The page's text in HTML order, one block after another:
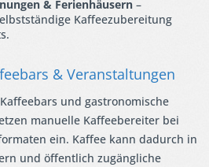
& Ferienhäusern –
Kaffeezubereitung
& Veranstaltungen
und gastronomische
manuelle Kaffeebereiter bei
ein. Kaffee kann dadurch in
und öffentlich zugängliche